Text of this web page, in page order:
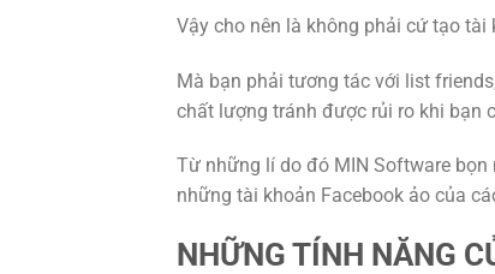
Vậy cho nên là không phải cứ tạo
Mà bạn phải tương tác với list
chất lượng tránh được rủi ro khi bạn
Từ những lí do đó MIN Software bọn
những tài khoản Facebook ảo của
NHỮNG TÍNH NĂNG